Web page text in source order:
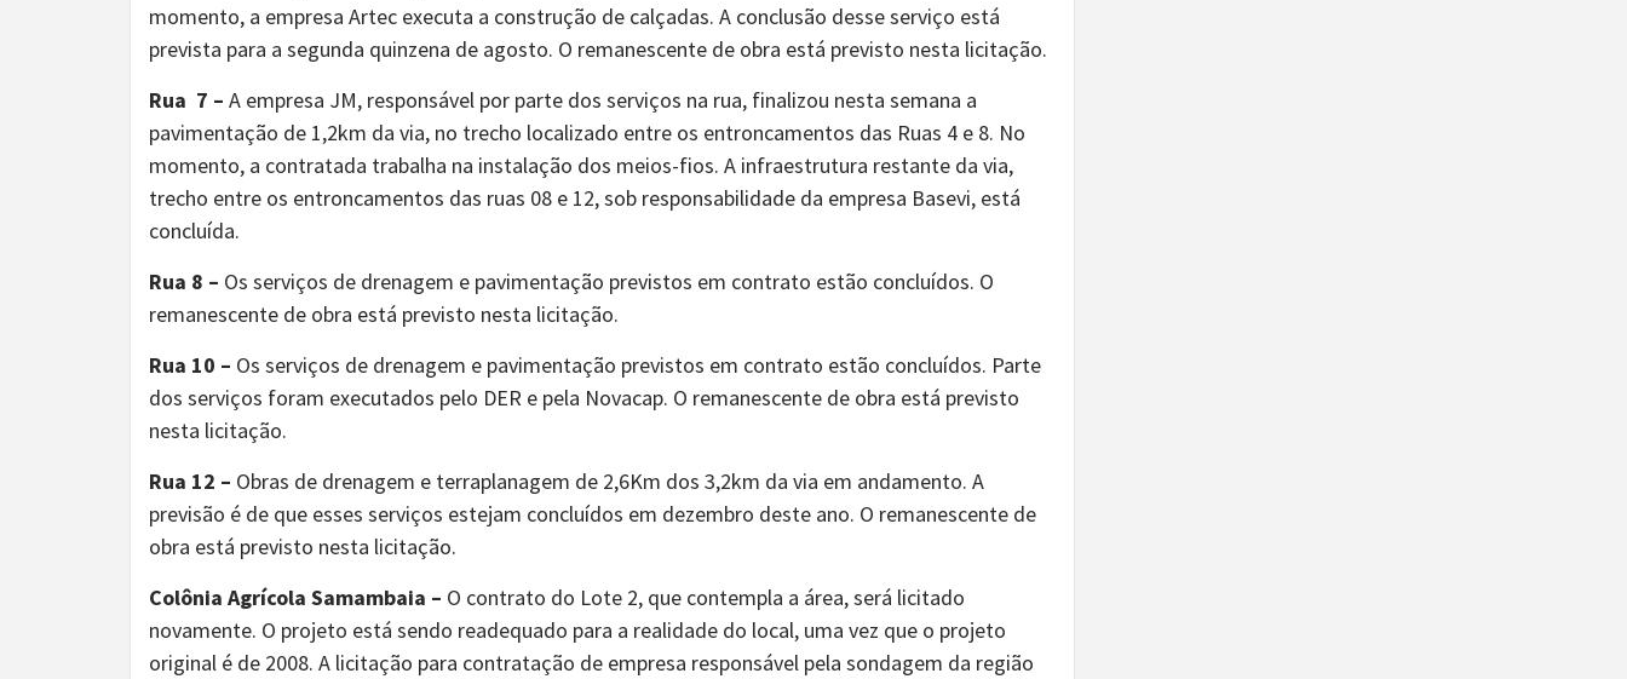
momento, a empresa Artec executa a construção de calçadas. A conclusão desse serviço está
prevista para a segunda quinzena de agosto. O remanescente de obra está previsto nesta licitação.
Rua 7 – A empresa JM, responsável por parte dos serviços na rua, finalizou nesta semana a
pavimentação de 1,2km da via, no trecho localizado entre os entroncamentos das Ruas 4 e 8. No
momento, a contratada trabalha na instalação dos meios-fios. A infraestrutura restante da via,
trecho entre os entroncamentos das ruas 08 e 12, sob responsabilidade da empresa Basevi, está
concluída.
Rua 8 – Os serviços de drenagem e pavimentação previstos em contrato estão concluídos. O
remanescente de obra está previsto nesta licitação.
Rua 10 – Os serviços de drenagem e pavimentação previstos em contrato estão concluídos. Parte
dos serviços foram executados pelo DER e pela Novacap. O remanescente de obra está previsto
nesta licitação.
Rua 12 – Obras de drenagem e terraplanagem de 2,6Km dos 3,2km da via em andamento. A
previsão é de que esses serviços estejam concluídos em dezembro deste ano. O remanescente de
obra está previsto nesta licitação.
Colônia Agrícola Samambaia – O contrato do Lote 2, que contempla a área, será licitado
novamente. O projeto está sendo readequado para a realidade do local, uma vez que o projeto
original é de 2008. A licitação para contratação de empresa responsável pela sondagem da região